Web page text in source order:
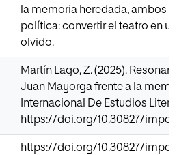
la memoria heredada, ambos
política: convertir el teatro en
olvido.
Martín Lago, Z. (2025).
Juan Mayorga frente a la
Internacional De Estudios
https://doi.org/10.30827/
https://doi.org/10.30827/